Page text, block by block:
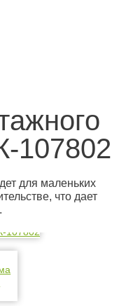
107802
для маленьких
что дает